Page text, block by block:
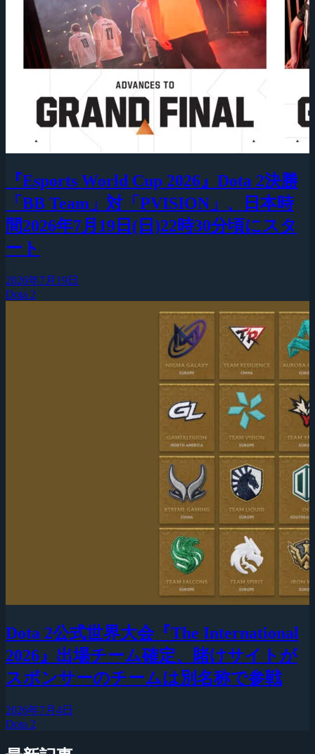
『Esports World Cup 2026』Dota 2決勝
「BB Team」対「PVISION」、日本時
間2026年7月19日(日)22時30分頃にスタ
ート
2026年7月19日
Dota 2
Dota 2公式世界大会『The International
2026』出場チーム確定、賭けサイトが
スポンサーのチームは別名称で参戦
2026年7月4日
Dota 2